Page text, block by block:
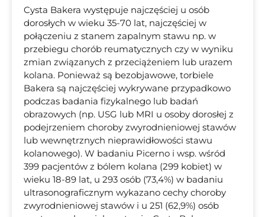
Cysta Bakera występuje najczęściej u osób
dorosłych w wieku 35-70 lat, najczęściej w
połączeniu z stanem zapalnym stawu np. w
przebiegu chorób reumatycznych czy w wyniku
zmian związanych z przeciążeniem lub urazem
kolana. Ponieważ są bezobjawowe, torbiele
Bakera są najczęściej wykrywane przypadkowo
podczas badania fizykalnego lub badań
obrazowych (np. USG lub MRI u osoby dorosłej z
podejrzeniem choroby zwyrodnieniowej stawów
lub wewnętrznych nieprawidłowości stawu
kolanowego). W badaniu Picerno i wsp. wśród
399 pacjentów z bólem kolana (299 kobiet) w
wieku 18-89 lat, u 293 osób (73,4%) w badaniu
ultrasonograficznym wykazano cechy choroby
zwyrodnieniowej stawów i u 251 (62,9%) osób